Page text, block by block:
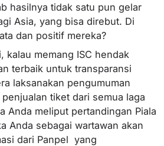
hasilnya tidak satu pun gelar
Asia, yang bisa direbut. Di
dan positif mereka?
kalau memang ISC hendak
terbaik untuk transparansi
laksanakan pengumuman
tiket dari semua laga
Anda meliput pertandingan Piala
Anda sebagai wartawan akan
dari Panpel yang